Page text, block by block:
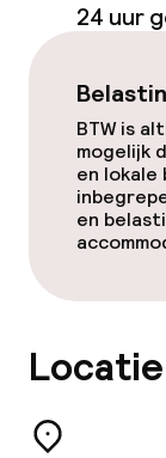
Parasols
Solarium
Terras
24 uur
BTW is
mogelijk
en lokale
en
Locatie